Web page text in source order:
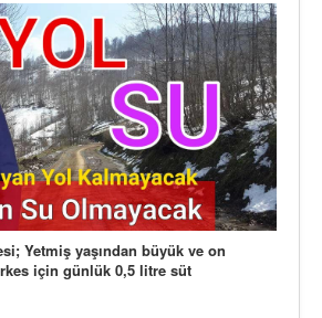
Yetmiş yaşından büyük ve on
için günlük 0,5 litre süt